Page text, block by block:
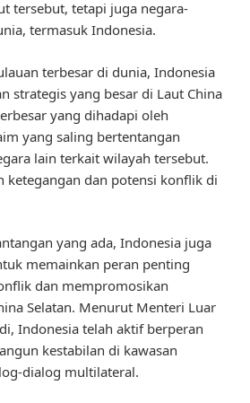
tersebut, tetapi juga negara-
termasuk Indonesia.
terbesar di dunia, Indonesia
strategis yang besar di Laut China
yang dihadapi oleh
yang saling bertentangan
lain terkait wilayah tersebut.
ketegangan dan potensi konflik di
yang ada, Indonesia juga
memainkan peran penting
dan mempromosikan
Selatan. Menurut Menteri Luar
Indonesia telah aktif berperan
kestabilan di kawasan
dialog multilateral.